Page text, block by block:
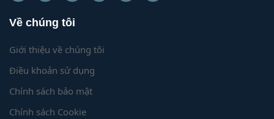
Về chúng tôi
Giới thiệu về chúng tôi
Điều khoản sử dụng
Chính sách bảo mật
Chính sách Cookie